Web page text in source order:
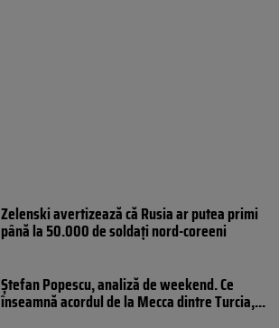
Zelenski avertizează că Rusia ar putea primi
până la 50.000 de soldați nord-coreeni
Ștefan Popescu, analiză de weekend. Ce
înseamnă acordul de la Mecca dintre Turcia,...